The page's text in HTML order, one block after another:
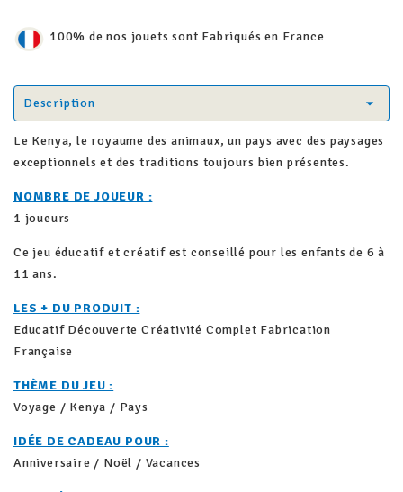
100% de nos jouets sont Fabriqués en France
Description
Le Kenya, le royaume des animaux, un pays avec des paysages
exceptionnels et des traditions toujours bien présentes.
NOMBRE DE JOUEUR :
1 joueurs
Ce jeu éducatif et créatif est conseillé pour les enfants de 6 à
11 ans.
LES + DU PRODUIT :
Educatif Découverte Créativité Complet Fabrication
Française
THÈME DU JEU :
Voyage / Kenya / Pays
IDÉE DE CADEAU POUR :
Anniversaire / Noël / Vacances